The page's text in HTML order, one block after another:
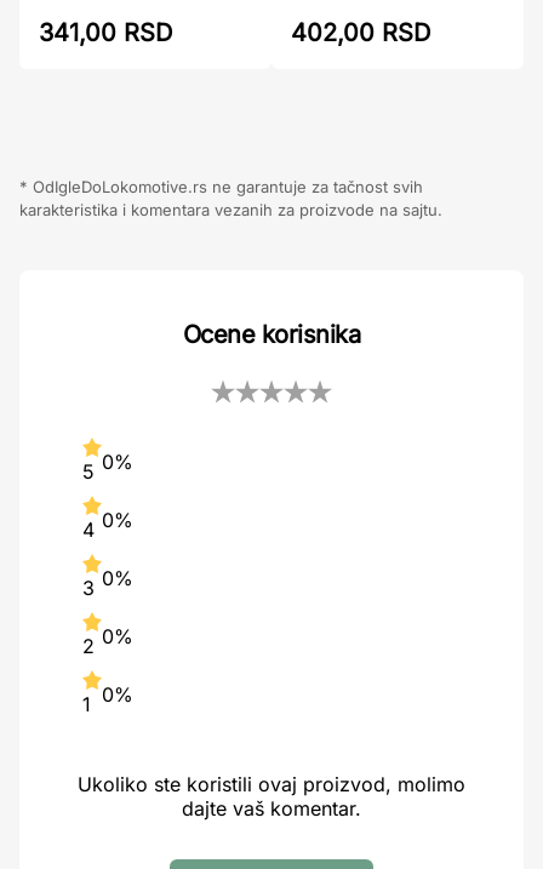
341,00 RSD 402,00 RSD
* OdIgleDoLokomotive.rs ne garantuje za tačnost svih
karakteristika i komentara vezanih za proizvode na sajtu.
Ocene korisnika
5 0%
4 0%
3 0%
2 0%
1 0%
Ukoliko ste koristili ovaj proizvod, molimo
dajte vaš komentar.